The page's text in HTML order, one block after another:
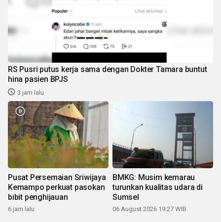
RS Pusri putus kerja sama dengan Dokter Tamara buntut
hina pasien BPJS
3 jam lalu
Pusat Persemaian Sriwijaya
Kemampo perkuat pasokan
bibit penghijauan
6 jam lalu
BMKG: Musim kemarau
turunkan kualitas udara di
Sumsel
06 August 2026 19:27 WIB